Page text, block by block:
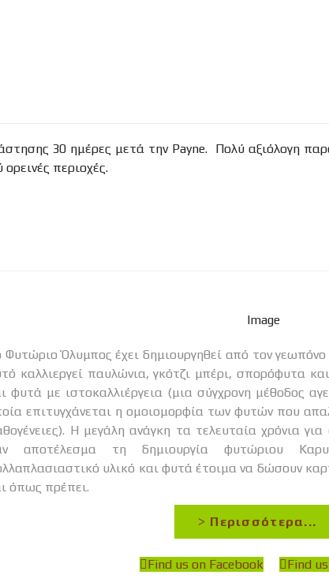
30 ημέρες μετά την Payne. Πολύ αξιόλογη
περιοχές.
καλλιεργεί παυλώνια, γκότζι μπέρι, σπορόφυτα
φυτά με ιστοκαλλιέργεια (μια σύγχρονη μέθοδος
επιτυγχάνεται η ομοιομορφία των φυτών που
Η μεγάλη ανάγκη τα τελευταία χρόνια
αποτέλεσμα τη δημιουργία φυτώριου
υλικό και φυτά έτοιμα να δώσουν
όπως πρέπει.
Περισσότερα...
Find us on Facebook Find